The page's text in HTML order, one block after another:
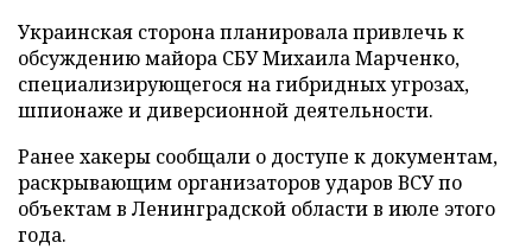
Украинская сторона планировала привлечь к
обсуждению майора СБУ Михаила Марченко,
специализирующегося на гибридных угрозах,
шпионаже и диверсионной деятельности.
Ранее хакеры сообщали о доступе к документам,
раскрывающим организаторов ударов ВСУ по
объектам в Ленинградской области в июле этого
года.